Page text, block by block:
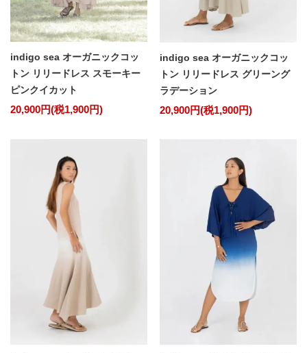
indigo sea オーガニックコッ
トン リリードレス スモーキー
ピンクイカット
20,900円(税1,900円)
indigo sea オーガニックコッ
トン リリードレス グリーング
ラデーション
20,900円(税1,900円)